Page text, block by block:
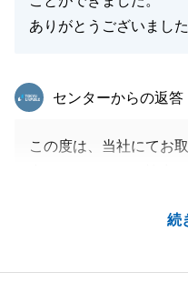
ありがとうございました
続
東急リバブル
センターからの返答
この度は、当社にてお
N様ご家族が住み慣れ
件をご紹介することが
ます。